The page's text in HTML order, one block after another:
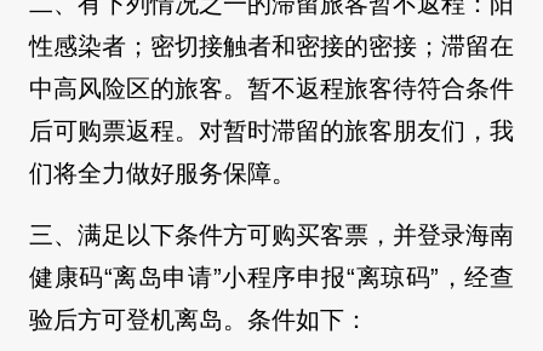
性感染者；密切接触者和密接的密接；滞留在
中高风险区的旅客。暂不返程旅客待符合条件
后可购票返程。对暂时滞留的旅客朋友们，我
们将全力做好服务保障。
三、满足以下条件方可购买客票，并登录海南
健康码“离岛申请”小程序申报“离琼码”，经查
验后方可登机离岛。条件如下：